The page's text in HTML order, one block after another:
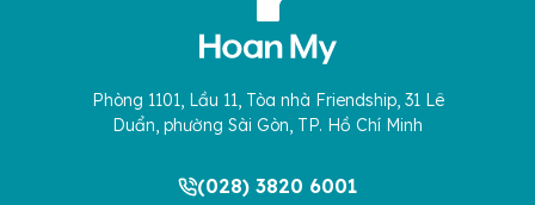
Phòng 1101, Lầu 11, Tòa nhà Friendship, 31 Lê
Duẩn, phường Sài Gòn, TP. Hồ Chí Minh
(028) 3820 6001